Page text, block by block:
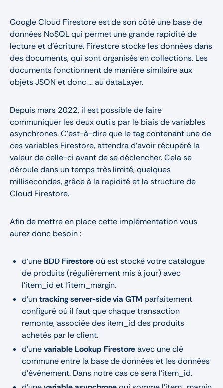
Google Cloud Firestore est de son côté une base de
données NoSQL qui permet une grande rapidité de
lecture et d’écriture. Firestore stocke les données dans
des documents, qui sont organisés en collections. Les
documents fonctionnent de manière similaire aux
objets JSON et donc … au dataLayer.
Depuis mars 2022, il est possible de faire
communiquer les deux outils par le biais de variables
asynchrones. C’est-à-dire que le tag contenant une de
ces variables Firestore, attendra d’avoir récupéré la
valeur de celle-ci avant de se déclencher. Cela se
déroule dans un temps très limité, quelques
millisecondes, grâce à la rapidité et la structure de
Cloud Firestore.
Afin de mettre en place cette implémentation vous
aurez donc besoin :
d’une BDD Firestoreoù est stocké votre catalogue
de produits (régulièrement mis à jour) avec
l’item_id et l’item_margin.
d’untracking server-side via GTM parfaitement
configuré où il faut que chaque transaction
remonte, associée des item_id des produits
achetés par le client.
d’unevariable Lookup Firestoreavec une clé
commune entre la base de données et les données
d’événement. Dans notre cas ce sera l’item_id.